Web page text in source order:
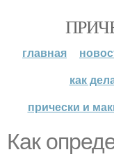
главная
как
прически и
Как